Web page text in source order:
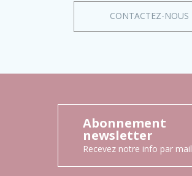
CONTACTEZ-NOUS
Abonnement
newsletter
Recevez notre info par mail